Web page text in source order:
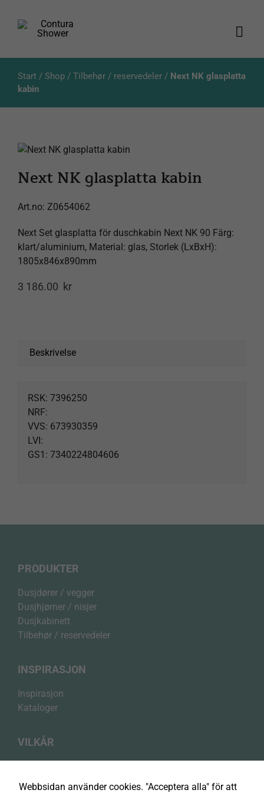
Kataloger
Aktuellt
Om oss
Start/ Shop/ Tilbehør / reservedeler/ Next NK glasplatta
kabin
Next NK glasplatta kabin
Art.no: Z0654062
Next Set glasplatta för duschkabin Next NK 90 Färg:
klart/aluminium, Material: glas, Storlek (LxBxH):
1805x846x890mm
3 186.00 kr
Beskrivelse
RSK: 7396250
NRF:
VVS: 673930359
LVI:
GS1: 7340224804606
PRODUKTER
Dusjdører / vegger
Dusjhjørner / nisjer
Dusjkabinett
Tilbehør / reservedeler
INSPIRASJON
Inspirasjon
Kataloger
VILKÅR
Cookiepolicy
Webbsidan använder cookies. "Acceptera alla" för att